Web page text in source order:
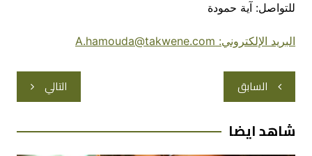
للتواصل: آية حمودة
البريد الإلكتروني: A.hamouda@takwene.com
تصفّح
المقالات
السابق التالي
شاهد ايضا